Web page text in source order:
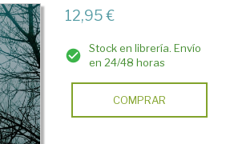
12,95 €
Stock en librería. Envío
en 24/48 horas
COMPRAR